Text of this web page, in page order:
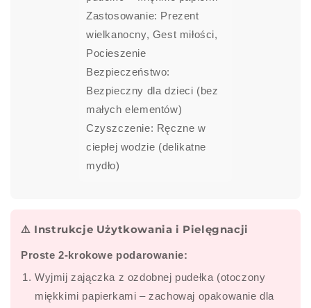
Zastosowanie: Prezent
wielkanocny, Gest miłości,
Pocieszenie
Bezpieczeństwo:
Bezpieczny dla dzieci (bez
małych elementów)
Czyszczenie: Ręczne w
ciepłej wodzie (delikatne
mydło)
⚠️ Instrukcje Użytkowania i Pielęgnacji
Proste 2-krokowe podarowanie:
Wyjmij zajączka z ozdobnej pudełka (otoczony
miękkimi papierkami – zachowaj opakowanie dla